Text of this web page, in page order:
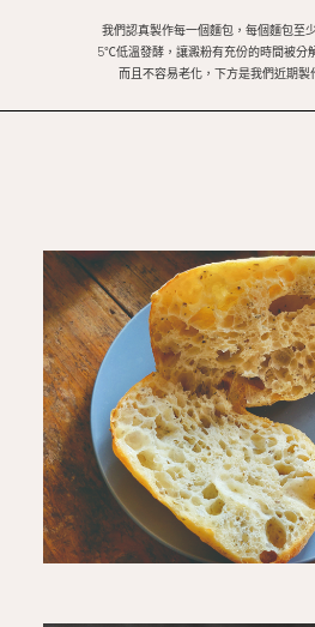
我們認真製作每一個麵包，每個麵包至
5℃低溫發酵，讓澱粉有充份的時間被分
而且不容易老化，下方是我們近期製